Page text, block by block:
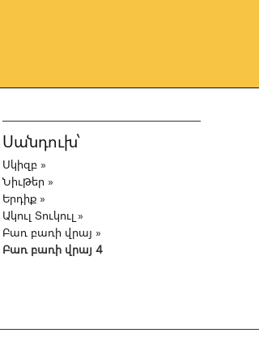
Սանդուխ՝
Սկիզբ »
Նիւթեր »
Երդիք »
Ակուլ Տուկուլ »
Բառ բառի վրայ »
Բառ բառի վրայ 4